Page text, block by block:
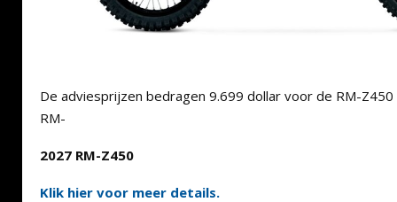
De adviesprijzen bedragen 9.699 dollar voor de RM-
RM-
2027 RM-Z450
Klik hier voor meer details.